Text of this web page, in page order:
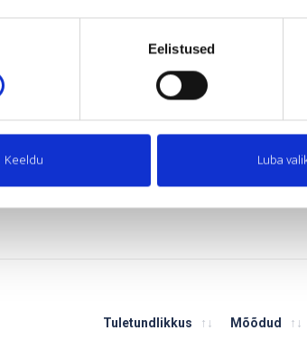
Eelistused
Keeldu Luba
Kallet moodustavate komponentide
Materjali keskkonnasäästlikus.
EPS isolatsioon vastab kõigile esitatud
pikaajalist koormustakistust. Sellised
Tuletundlikkus Mõõdud